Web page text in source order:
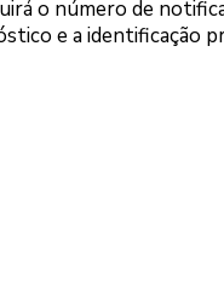
o número de
e a identificação